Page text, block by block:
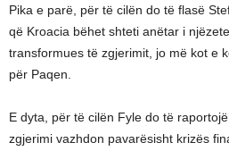
Pika e parë, për të cilën do të flasë
që Kroacia bëhet shteti anëtar i
transformues të zgjerimit, jo më kot e
për Paqen.
E dyta, për të cilën Fyle do të
zgjerimi vazhdon pavarësisht krizës